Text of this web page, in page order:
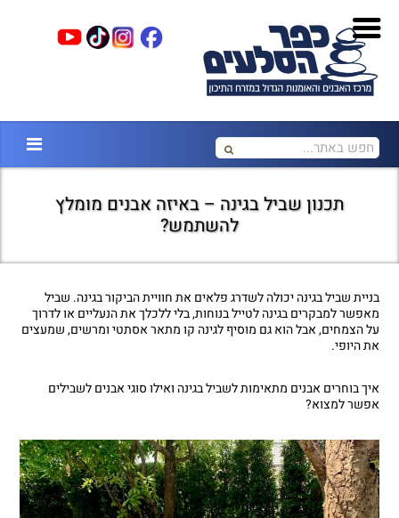
תכנון שביל בגינה – באיזה אבנים מומלץ
להשתמש?
בניית שביל בגינה יכולה לשדרג פלאים את חוויית הביקור בגינה. שביל
מאפשר למבקרים בגינה לטייל בנוחות, בלי ללכלך את הנעליים או לדרוך
על הצמחים, אבל הוא גם מוסיף לגינה קו מתאר אסתטי ומרשים, שמעצים
את היופי.
איך בוחרים אבנים מתאימות לשביל בגינה ואילו סוגי אבנים לשבילים
אפשר למצוא?